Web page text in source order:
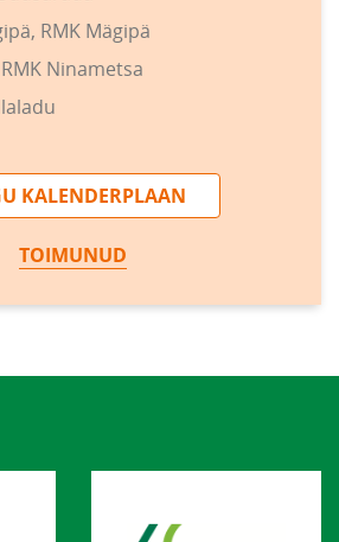
RMK Mägipä
Ninametsa
KALENDERPLAAN
TOIMUNUD